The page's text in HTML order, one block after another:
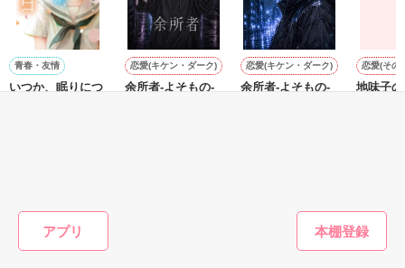
アプリ
サラサラとした綺麗な黒髪に綺麗な青色の瞳
あまりにも整った顔は女性たちを引き寄せる
社交界で圧倒的人気を誇っていた
表では甘いマスクを被る彼の裏は……
【修行してきます。私は元気です。】
謎のリリィらしい手紙を残して逃亡
甘い言葉をささやく近衛騎士団長に翻弄されるテレシアの恋物
語が始まる——
×
騎士団員の男爵令嬢
青春・友情
いつか、眠りにつ
恋愛(キケン・ダーク)
余所者-よそもの-
恋愛(キケン・ダーク)
余所者-よそもの-
恋愛(その
地味子
かんたん検索の条件を変える